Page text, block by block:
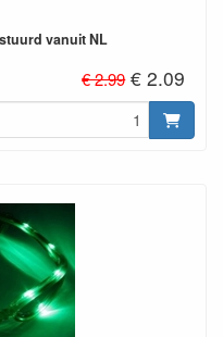
vanuit NL
€ 2.99 € 2.09